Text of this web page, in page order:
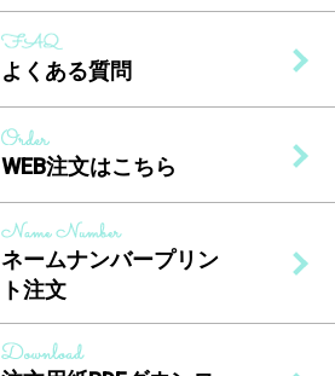
よくある質問
WEB注文はこちら
ネームナンバープリン
ト注文